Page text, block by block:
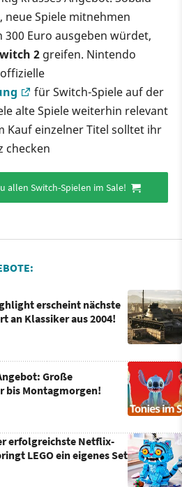
Spiele mitnehmen
Euro ausgeben würdet,
2 greifen. Nintendo
für Switch-Spiele auf der
alte Spiele weiterhin relevant
Kauf einzelner Titel solltet ihr
checken
allen Switch-Spielen im Sale!
erscheint nächste
an Klassiker aus 2004!
Große
bis Montagmorgen!
erfolgreichste Netflix-
LEGO ein eigenes Set